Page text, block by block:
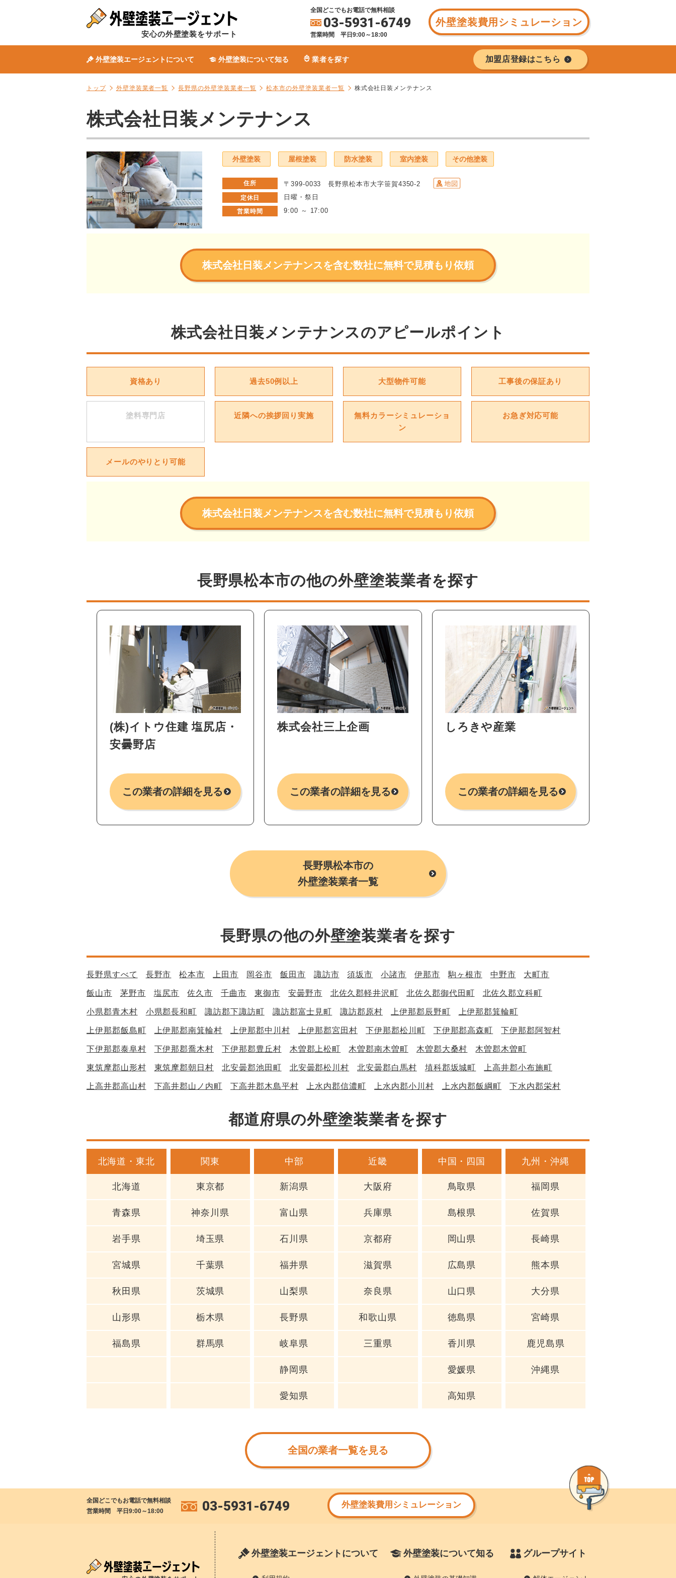
安心の外壁塗装をサポート
全国どこでもお電話で無料相談
03-5931-6749
営業時間 平日9:00～18:00
外壁塗装費用シミュレーション
外壁塗装エージェントについて 外壁塗装について知る 業者を探す 加盟店登録はこちら
トップ 外壁塗装業者一覧 長野県の外壁塗装業者一覧 松本市の外壁塗装業者一覧 株式会社日装メンテナンス
株式会社日装メンテナンス
外壁塗装 屋根塗装 防水塗装 室内塗装 その他塗装
住所 〒399-0033 長野県松本市大字笹賀4350-2
定休日 日曜・祭日
営業時間 9:00 ～ 17:00
株式会社日装メンテナンスを含む数社に無料で見積もり依頼
株式会社日装メンテナンスのアピールポイント
資格あり 過去50例以上 大型物件可能 工事後の保証あり
塗料専門店 近隣への挨拶回り実施
無料カラーシミュレーショ
ン
お急ぎ対応可能
メールのやりとり可能
株式会社日装メンテナンスを含む数社に無料で見積もり依頼
長野県松本市の他の外壁塗装業者を探す
(株)イトウ住建 塩尻店・
安曇野店
この業者の詳細を見る
株式会社三上企画
この業者の詳細を見る
しろきや産業
この業者の詳細を見る
長野県松本市の
外壁塗装業者一覧
長野県の他の外壁塗装業者を探す
長野県すべて 長野市 松本市 上田市 岡谷市 飯田市 諏訪市 須坂市 小諸市 伊那市 駒ヶ根市 中野市 大町市
飯山市 茅野市 塩尻市 佐久市 千曲市 東御市 安曇野市 北佐久郡軽井沢町 北佐久郡御代田町 北佐久郡立科町
小県郡青木村 小県郡長和町 諏訪郡下諏訪町 諏訪郡富士見町 諏訪郡原村 上伊那郡辰野町 上伊那郡箕輪町
上伊那郡飯島町 上伊那郡南箕輪村 上伊那郡中川村 上伊那郡宮田村 下伊那郡松川町 下伊那郡高森町 下伊那郡阿智村
下伊那郡泰阜村 下伊那郡喬木村 下伊那郡豊丘村 木曽郡上松町 木曽郡南木曽町 木曽郡大桑村 木曽郡木曽町
東筑摩郡山形村 東筑摩郡朝日村 北安曇郡池田町 北安曇郡松川村 北安曇郡白馬村 埴科郡坂城町 上高井郡小布施町
上高井郡高山村 下高井郡山ノ内町 下高井郡木島平村 上水内郡信濃町 上水内郡小川村 上水内郡飯綱町 下水内郡栄村
都道府県の外壁塗装業者を探す
北海道・東北
北海道
青森県
岩手県
宮城県
秋田県
山形県
福島県
関東
東京都
神奈川県
埼玉県
千葉県
茨城県
栃木県
群馬県
中部
新潟県
富山県
石川県
福井県
山梨県
長野県
岐阜県
静岡県
愛知県
近畿
大阪府
兵庫県
京都府
滋賀県
奈良県
和歌山県
三重県
中国・四国
鳥取県
島根県
岡山県
広島県
山口県
徳島県
香川県
愛媛県
高知県
九州・沖縄
福岡県
佐賀県
長崎県
熊本県
大分県
宮崎県
鹿児島県
沖縄県
全国の業者一覧を見る
全国どこでもお電話で無料相談
営業時間 平日9:00～18:00
03-5931-6749 外壁塗装費用シミュレーション
外壁塗装エージェントについて 外壁塗装について知る グループサイト